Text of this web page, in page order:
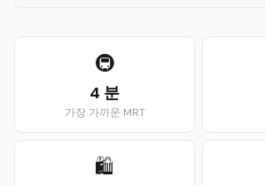
🚇
4 분
가장 가까운 MRT
🛍️